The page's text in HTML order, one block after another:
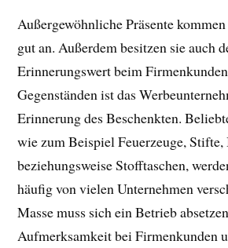
Außergewöhnliche Präsente
gut an. Außerdem besitzen sie auch
Erinnerungswert beim
Gegenständen ist das
Erinnerung des Beschenkten.
wie zum Beispiel Feuerzeuge,
beziehungsweise Stofftaschen,
häufig von vielen Unternehmen
Masse muss sich ein Betrieb
Aufmerksamkeit bei Firmenkunden